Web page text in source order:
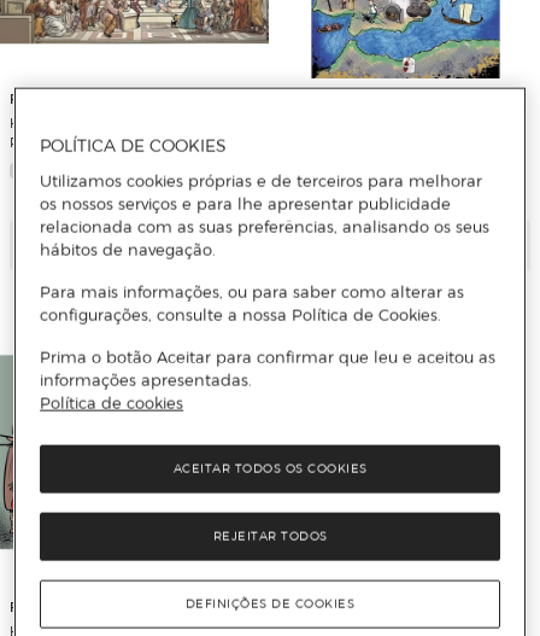
PEDRO CIFUENTES
Historia del arte en cómic. El
Renacimiento (Capa dura)
Adicionar
PEDRO CIFUENTES
Historia del arte en cómic. Arte
LUIS MANUEL LÓPEZ ROMÁN
Tiberio Graco. Tribuno de las legiones
POLÍTICA DE COOKIES
Utilizamos cookies próprias e de terceiros para melhorar
os nossos serviços e para lhe apresentar publicidade
relacionada com as suas preferências, analisando os seus
hábitos de navegação.
Para mais informações, ou para saber como alterar as
configurações, consulte a nossa Política de Cookies.
Prima o botão Aceitar para confirmar que leu e aceitou as
informações apresentadas.
Política de cookies
REJEITAR TODOS
ACEITAR TODOS OS COOKIES
DEFINIÇÕES DE COOKIES